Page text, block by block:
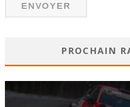
PROCHAIN